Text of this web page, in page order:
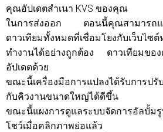
คุณอัปเดตสำเนา KVS ของคุณ
ในการส่งออก ตอนนี้คุณสามารถแส
ดาวเทียมทั้งหมดที่เชื่อมโยงกับเว็บไ
ทำงานได้อย่างถูกต้อง ดาวเทียมของ
อัปเดตด้วย
ขณะนี้เครื่องมือการแปลงได้รับการปรั
กับคิวงานขนาดใหญ่ได้ดีขึ้น
ขณะนี้แผงการดูแลระบบจัดการอัลบั้ม
โชว์เมื่อคลิกภาพย่อแล้ว